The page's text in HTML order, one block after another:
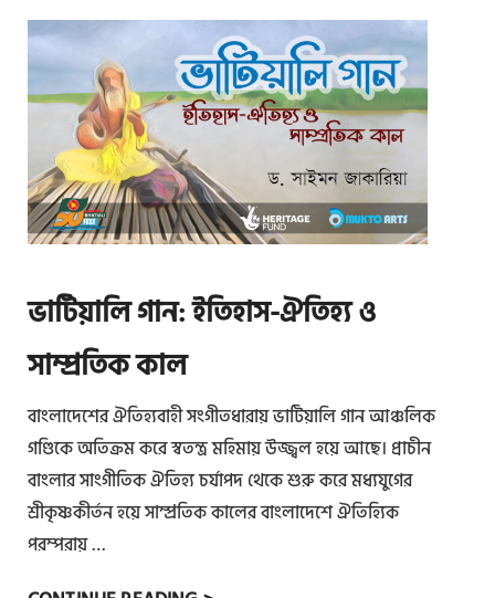
A
I
T
A
Y
A
E
R
D
A
-
S
T
E
A
M
F
R
T
A
N
I
E
K
I
R
A
N
I
B
A
L
A
D
E
ভাটিয়ালি গান: ইতিহাস-ঐতিহ্য ও
সাম্প্রতিক কাল
বাংলাদেশের ঐতিহ্যবাহী সংগীতধারায় ভাটিয়ালি গান আঞ্চলিক
গণ্ডিকে অতিক্রম করে স্বতন্ত্র মহিমায় উজ্জ্বল হয়ে আছে। প্রাচীন
বাংলার সাংগীতিক ঐতিহ্য চর্যাপদ থেকে শুরু করে মধ্যযুগের
শ্রীকৃষ্ণকীর্তন হয়ে সাম্প্রতিক কালের বাংলাদেশে ঐতিহ্যিক
পরম্পরায় …